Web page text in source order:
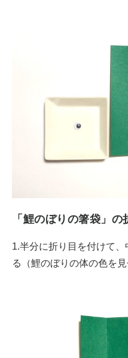
「鯉のぼりの箸袋」の
1.半分に折り目を付けて
る（鯉のぼりの体の色を